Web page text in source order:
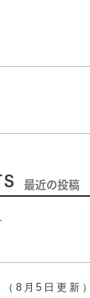
最近の投稿
8月5日更新）